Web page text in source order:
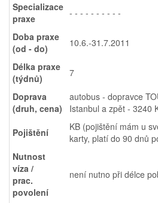
Specializace
praxe
- - - - - - - - - -
Doba praxe
(od - do)
10.6.-31.7.2011
Délka praxe
(týdnů)
7
Doprava
(druh, cena)
autobus - dopravce
Istanbul a zpět - 3240
Pojištění
KB (pojištění mám u
karty, platí do 90 dnů
Nutnost
víza /
prac.
povolení
není nutno při délce